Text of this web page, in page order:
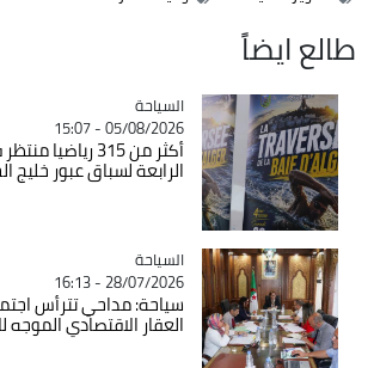
طالع ايضاً
Catégorie
السياحة
05/08/2026 - 15:07
أكثر من 315 رياضيا
الرابعة لسباق عبور خليج
Catégorie
السياحة
28/07/2026 - 16:13
سياحة: مداحي تترأس
العقار الاقتصادي الموجه